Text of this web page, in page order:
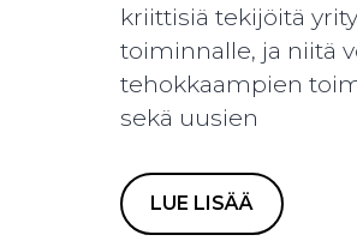
kriittisiä tekijöitä
toiminnalle, ja niitä
tehokkaampien
sekä uusien
LUE LISÄÄ